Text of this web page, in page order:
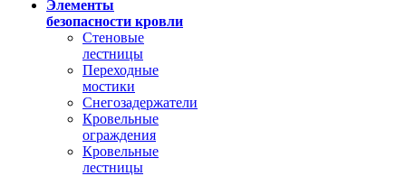
Элементы
безопасности кровли
Стеновые
лестницы
Переходные
мостики
Снегозадержатели
Кровельные
ограждения
Кровельные
лестницы